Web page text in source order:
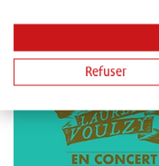
Refuser